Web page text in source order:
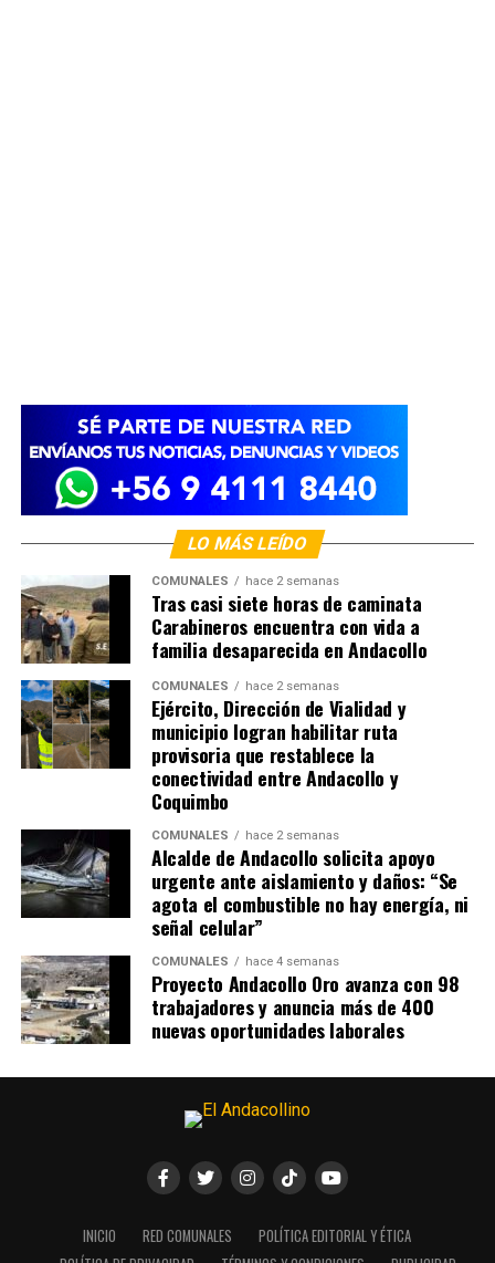
LO MÁS LEÍDO
COMUNALES hace 2 semanas
Tras casi siete horas de caminata
Carabineros encuentra con vida a
familia desaparecida en Andacollo
COMUNALES hace 2 semanas
Ejército, Dirección de Vialidad y
municipio logran habilitar ruta
provisoria que restablece la
conectividad entre Andacollo y
Coquimbo
COMUNALES hace 2 semanas
Alcalde de Andacollo solicita apoyo
urgente ante aislamiento y daños: “Se
agota el combustible no hay energía, ni
señal celular”
COMUNALES hace 4 semanas
Proyecto Andacollo Oro avanza con 98
trabajadores y anuncia más de 400
nuevas oportunidades laborales
INICIO RED COMUNALES
POLÍTICA EDITORIAL Y ÉTICA